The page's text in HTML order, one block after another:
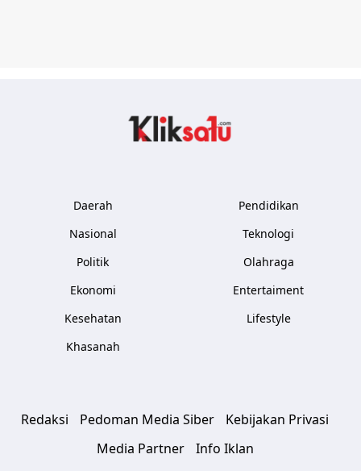
Daerah
Nasional
Politik
Ekonomi
Kesehatan
Khasanah
Pendidikan
Teknologi
Olahraga
Entertaiment
Lifestyle
Redaksi Pedoman Media Siber
Kebijakan Privasi
Media Partner
Info Iklan